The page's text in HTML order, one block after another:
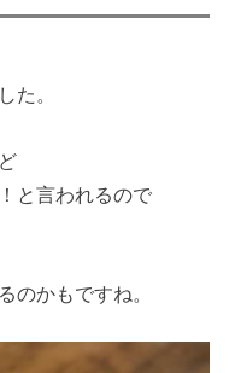
た。
と言われるので
のかもですね。